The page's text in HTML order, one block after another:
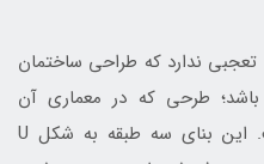
تعجبی ندارد که طراحی ساختمان
طرحی که در معماری آن
سال‌های آلمان متداول بوده است. این بنای سه طبقه به شکل U